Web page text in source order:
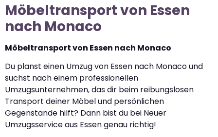
Möbeltransport von Essen
nach Monaco
Möbeltransport von Essen nach Monaco
Du planst einen Umzug von Essen nach Monaco und
suchst nach einem professionellen
Umzugsunternehmen, das dir beim reibungslosen
Transport deiner Möbel und persönlichen
Gegenstände hilft? Dann bist du bei Neuer
Umzugsservice aus Essen genau richtig!